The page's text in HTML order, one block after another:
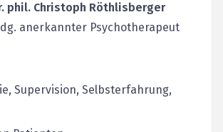
phil. Christoph Röthlisberger
anerkannter Psychotherapeut
Supervision, Selbsterfahrung,